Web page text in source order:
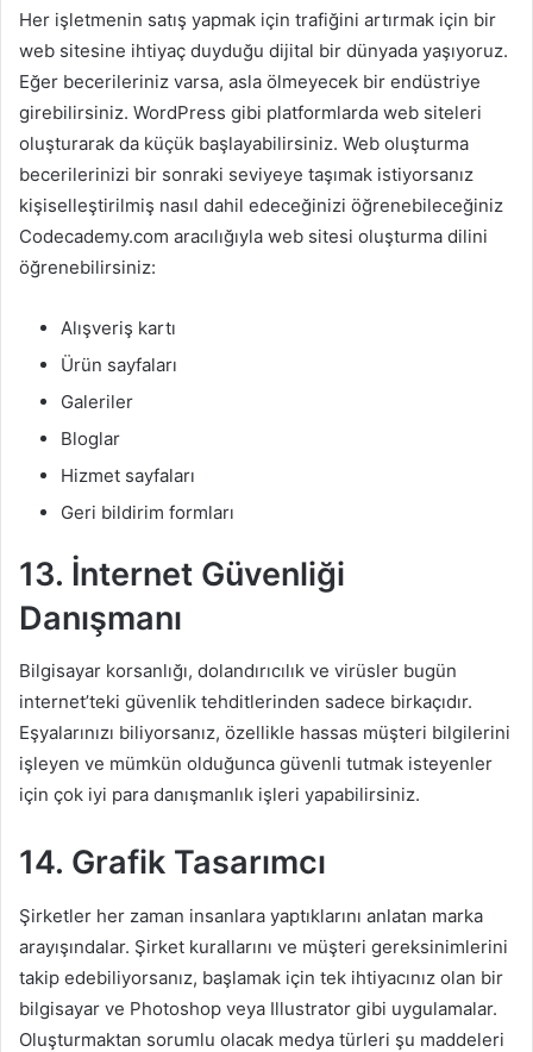
Her işletmenin satış yapmak için trafiğini artırmak için bir
web sitesine ihtiyaç duyduğu dijital bir dünyada yaşıyoruz.
Eğer becerileriniz varsa, asla ölmeyecek bir endüstriye
girebilirsiniz. WordPress gibi platformlarda web siteleri
oluşturarak da küçük başlayabilirsiniz. Web oluşturma
becerilerinizi bir sonraki seviyeye taşımak istiyorsanız
kişiselleştirilmiş nasıl dahil edeceğinizi öğrenebileceğiniz
Codecademy.com aracılığıyla web sitesi oluşturma dilini
öğrenebilirsiniz:
Alışveriş kartı
Ürün sayfaları
Galeriler
Bloglar
Hizmet sayfaları
Geri bildirim formları
13. İnternet Güvenliği
Danışmanı
Bilgisayar korsanlığı, dolandırıcılık ve virüsler bugün
internet’teki güvenlik tehditlerinden sadece birkaçıdır.
Eşyalarınızı biliyorsanız, özellikle hassas müşteri bilgilerini
işleyen ve mümkün olduğunca güvenli tutmak isteyenler
için çok iyi para danışmanlık işleri yapabilirsiniz.
14. Grafik Tasarımcı
Şirketler her zaman insanlara yaptıklarını anlatan marka
arayışındalar. Şirket kurallarını ve müşteri gereksinimlerini
takip edebiliyorsanız, başlamak için tek ihtiyacınız olan bir
bilgisayar ve Photoshop veya Illustrator gibi uygulamalar.
Oluşturmaktan sorumlu olacak medya türleri şu maddeleri